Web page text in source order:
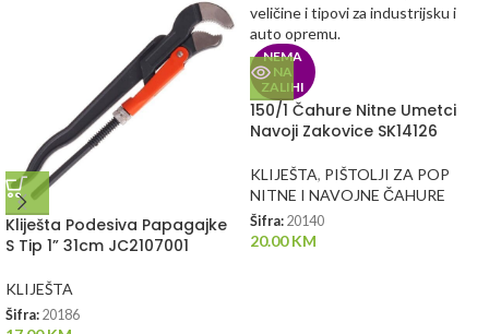
Kliješta Podesiva Papagajke
S Tip 1” 31cm JC2107001
KLIJEŠTA
Šifra: 20186
NEMA
NA
ZALIHI
150/1 Čahure Nitne Umetci
Navoji Zakovice SK14126
KLIJEŠTA, PIŠTOLJI ZA POP
NITNE I NAVOJNE ČAHURE
Šifra: 20140
20.00KM